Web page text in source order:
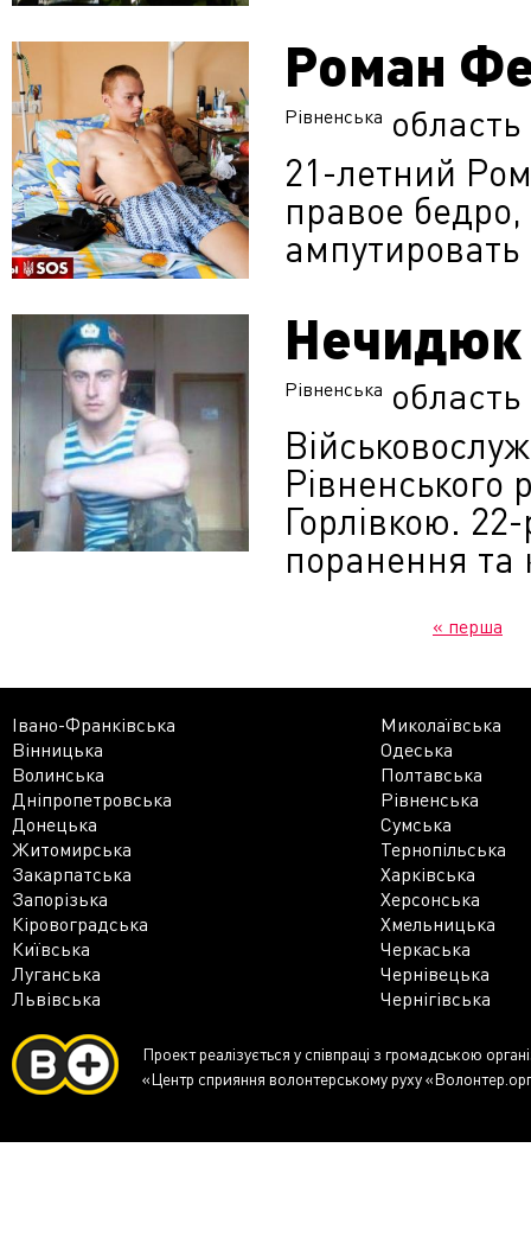
Роман
Рівненська область
21-летний
правое
ампутировать
Нечидюк
Рівненська область
Горлівкою.
поранення та
« перша
Івано-Франківська
Миколаївська
Вінницька
Одеська
Волинська
Полтавська
Дніпропетровська
Рівненська
Донецька
Сумська
Житомирська
Тернопільська
Закарпатська
Харківська
Запорізька
Херсонська
Кіровоградська
Хмельницька
Київська
Черкаська
Луганська
Чернівецька
Львівська
Чернігівська
Проект реалізується у співпраці з громадською
«Центр сприяння волонтерському руху